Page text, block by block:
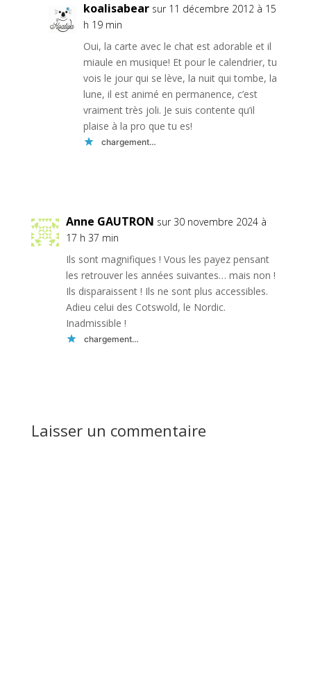
koalisabear sur 11 décembre 2012 à 15
h 19 min
Oui, la carte avec le chat est adorable et il
miaule en musique! Et pour le calendrier, tu
vois le jour qui se lève, la nuit qui tombe, la
lune, il est animé en permanence, c’est
vraiment très joli. Je suis contente qu’il
plaise à la pro que tu es!
chargement…
Anne GAUTRON sur 30 novembre 2024 à
17 h 37 min
Ils sont magnifiques ! Vous les payez pensant
les retrouver les années suivantes… mais non !
Ils disparaissent ! Ils ne sont plus accessibles.
Adieu celui des Cotswold, le Nordic.
Inadmissible !
chargement…
Laisser un commentaire